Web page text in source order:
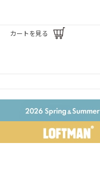
カートを見る